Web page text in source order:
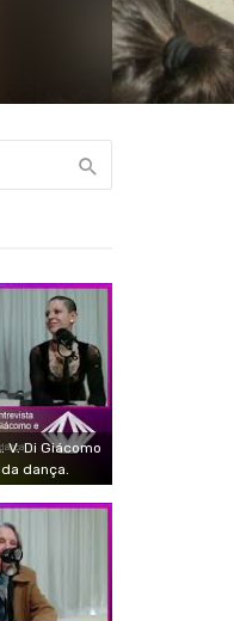
V. Di Giácomo
dança.